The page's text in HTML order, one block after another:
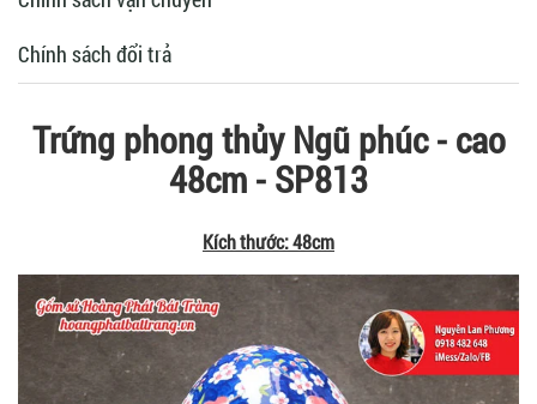
Chính sách đổi trả
Trứng phong thủy Ngũ phúc - cao
48cm - SP813
Kích thước: 48cm